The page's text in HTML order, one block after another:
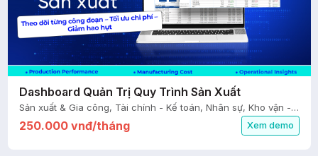
Dashboard Quản Trị Quy Trình Sản Xuất
Sản xuất & Gia công, Tài chính - Kế toán, Nhân sự, Kho vận - Cung ứng
250.000 vnđ/tháng Xem demo